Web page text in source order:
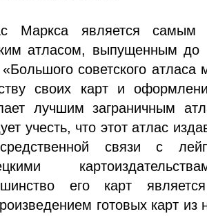
Маркса является самым
атласом, выпущенным до
«Большого советского атласа
своих карт и
лучшим заграничным
учесть, что этот атлас
связи с
его карт
готовых карт из